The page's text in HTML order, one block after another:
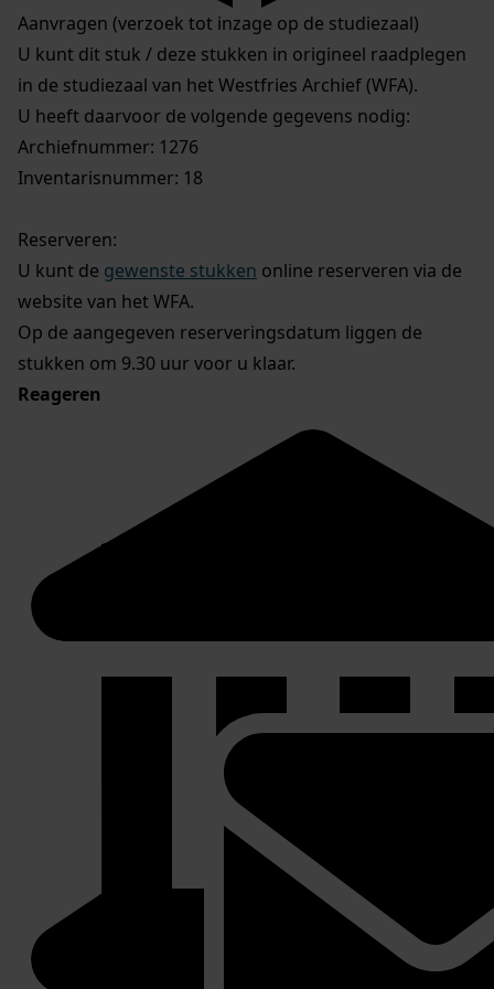
Aanvragen (verzoek tot inzage op de studiezaal)
U kunt dit stuk / deze stukken in origineel raadplegen
in de studiezaal van het Westfries Archief (WFA).
U heeft daarvoor de volgende gegevens nodig:
Archiefnummer: 1276
Inventarisnummer: 18
Reserveren:
U kunt de gewenste stukken online reserveren via de
website van het WFA.
Op de aangegeven reserveringsdatum liggen de
stukken om 9.30 uur voor u klaar.
Reageren